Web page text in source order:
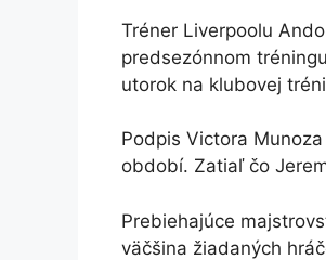
Tréner Liverpoolu
predsezónnom
utorok na klubovej
Podpis Victora
období. Zatiaľ čo
Prebiehajúce
väčšina žiadaných